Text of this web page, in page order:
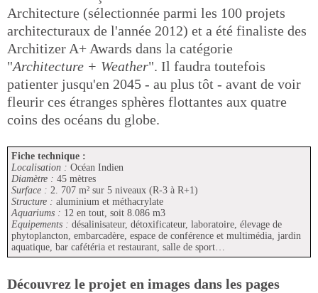
Architecture (sélectionnée parmi les 100 projets
architecturaux de l'année 2012) et a été finaliste des
Architizer A+ Awards dans la catégorie
"Architecture + Weather". Il faudra toutefois
patienter jusqu'en 2045 - au plus tôt - avant de voir
fleurir ces étranges sphères flottantes aux quatre
coins des océans du globe.
Fiche technique :
Localisation : Océan Indien
Diamètre : 45 mètres
Surface : 2. 707 m² sur 5 niveaux (R-3 à R+1)
Structure : aluminium et méthacrylate
Aquariums : 12 en tout, soit 8.086 m3
Equipements : désalinisateur, détoxificateur, laboratoire, élevage de
phytoplancton, embarcadère, espace de conférence et multimédia, jardin
aquatique, bar cafétéria et restaurant, salle de sport…
Découvrez le projet en images dans les pages